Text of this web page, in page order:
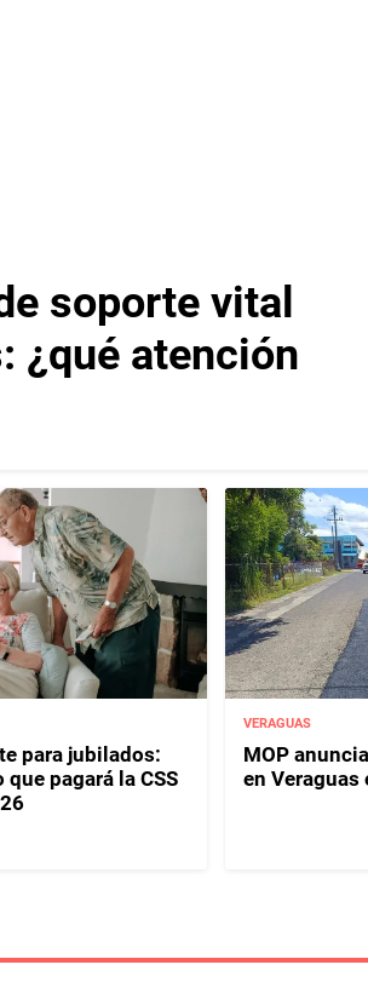
soporte vital
¿qué atención
para jubilados:
pagará la CSS
VERAGUAS
MOP
en Veraguas